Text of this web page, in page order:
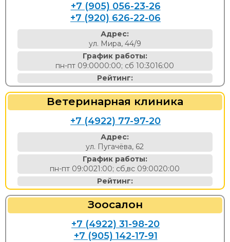
+7 (905) 056-23-26
+7 (920) 626-22-06
Адрес:
ул. Мира, 44/9
График работы:
пн-пт 09:0000:00; сб 10:3016:00
Рейтинг:
Ветеринарная клиника
+7 (4922) 77-97-20
Адрес:
ул. Пугачёва, 62
График работы:
пн-пт 09:0021:00; сб,вс 09:0020:00
Рейтинг:
Зоосалон
+7 (4922) 31-98-20
+7 (905) 142-17-91